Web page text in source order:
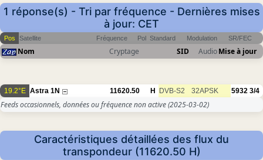
1 réponse(s) - Tri par fréquence - Dernières mises
à jour: CET
Pos Satellite Fréquence Pol Standard Modulation SR/FEC
Nom Cryptage SID AudioMise à jour
19.2°E Astra 1N 11620.50 H DVB-S2 32APSK 5932 3/4
Feeds occasionnels, données ou fréquence non active(2025-03-02)
Caractéristiques détaillées des flux du
transpondeur (11620.50 H)